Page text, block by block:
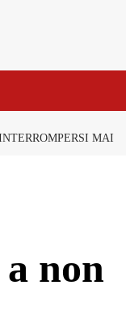
MAI
non